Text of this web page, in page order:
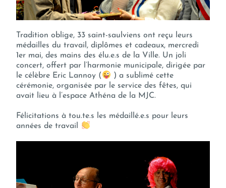
Tradition oblige, 33 saint-saulviens ont reçu leurs
médailles du travail, diplômes et cadeaux, mercredi
1er mai, des mains des élu.e.s de la Ville. Un joli
concert, offert par l’harmonie municipale, dirigée par
le célèbre Eric Lannoy (
) a sublimé cette
cérémonie, organisée par le service des fêtes, qui
avait lieu à l’espace Athéna de la MJC.
Félicitations à tou.te.s les médaillé.e.s pour leurs
années de travail